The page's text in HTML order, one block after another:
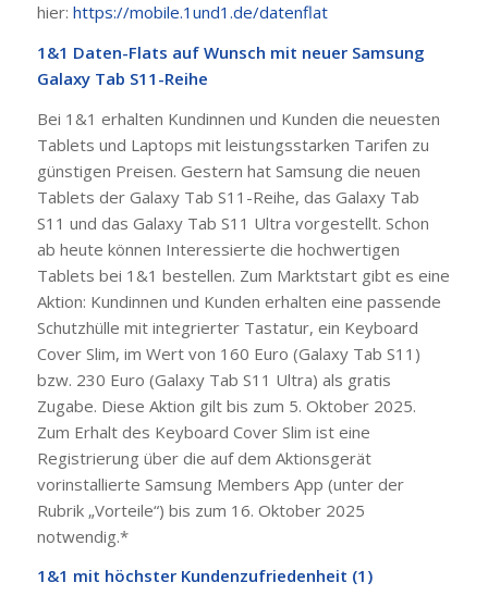
hier: https://mobile.1und1.de/datenflat
1&1 Daten-Flats auf Wunsch mit neuer Samsung
Galaxy Tab S11-Reihe
Bei 1&1 erhalten Kundinnen und Kunden die neuesten
Tablets und Laptops mit leistungsstarken Tarifen zu
günstigen Preisen. Gestern hat Samsung die neuen
Tablets der Galaxy Tab S11-Reihe, das Galaxy Tab
S11 und das Galaxy Tab S11 Ultra vorgestellt. Schon
ab heute können Interessierte die hochwertigen
Tablets bei 1&1 bestellen. Zum Marktstart gibt es eine
Aktion: Kundinnen und Kunden erhalten eine passende
Schutzhülle mit integrierter Tastatur, ein Keyboard
Cover Slim, im Wert von 160 Euro (Galaxy Tab S11)
bzw. 230 Euro (Galaxy Tab S11 Ultra) als gratis
Zugabe. Diese Aktion gilt bis zum 5. Oktober 2025.
Zum Erhalt des Keyboard Cover Slim ist eine
Registrierung über die auf dem Aktionsgerät
vorinstallierte Samsung Members App (unter der
Rubrik „Vorteile“) bis zum 16. Oktober 2025
notwendig.*
1&1 mit höchster Kundenzufriedenheit (1)